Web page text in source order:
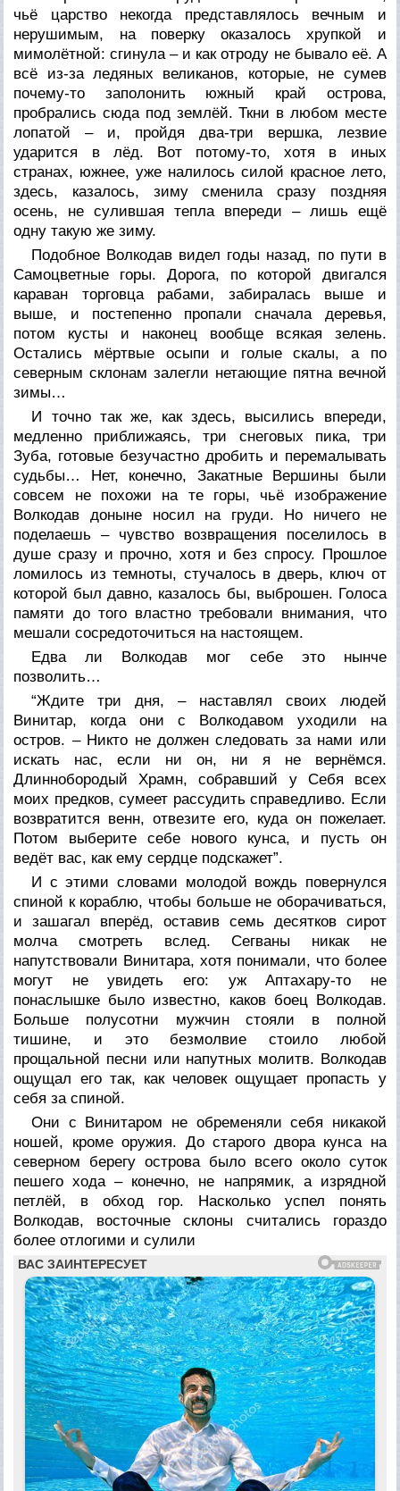
чьё царство некогда представлялось вечным и
нерушимым, на поверку оказалось хрупкой и
мимолётной: сгинула – и как отроду не бывало её. А
всё из-за ледяных великанов, которые, не сумев
почему-то заполонить южный край острова,
пробрались сюда под землёй. Ткни в любом месте
лопатой – и, пройдя два-три вершка, лезвие
ударится в лёд. Вот потому-то, хотя в иных
странах, южнее, уже налилось силой красное лето,
здесь, казалось, зиму сменила сразу поздняя
осень, не сулившая тепла впереди – лишь ещё
одну такую же зиму.
Подобное Волкодав видел годы назад, по пути в
Самоцветные горы. Дорога, по которой двигался
караван торговца рабами, забиралась выше и
выше, и постепенно пропали сначала деревья,
потом кусты и наконец вообще всякая зелень.
Остались мёртвые осыпи и голые скалы, а по
северным склонам залегли нетающие пятна вечной
зимы…
И точно так же, как здесь, высились впереди,
медленно приближаясь, три снеговых пика, три
Зуба, готовые безучастно дробить и перемалывать
судьбы… Нет, конечно, Закатные Вершины были
совсем не похожи на те горы, чьё изображение
Волкодав доныне носил на груди. Но ничего не
поделаешь – чувство возвращения поселилось в
душе сразу и прочно, хотя и без спросу. Прошлое
ломилось из темноты, стучалось в дверь, ключ от
которой был давно, казалось бы, выброшен. Голоса
памяти до того властно требовали внимания, что
мешали сосредоточиться на настоящем.
Едва ли Волкодав мог себе это нынче
позволить…
“Ждите три дня, – наставлял своих людей
Винитар, когда они с Волкодавом уходили на
остров. – Никто не должен следовать за нами или
искать нас, если ни он, ни я не вернёмся.
Длиннобородый Храмн, собравший у Себя всех
моих предков, сумеет рассудить справедливо. Если
возвратится венн, отвезите его, куда он пожелает.
Потом выберите себе нового кунса, и пусть он
ведёт вас, как ему сердце подскажет”.
И с этими словами молодой вождь повернулся
спиной к кораблю, чтобы больше не оборачиваться,
и зашагал вперёд, оставив семь десятков сирот
молча смотреть вслед. Сегваны никак не
напутствовали Винитара, хотя понимали, что более
могут не увидеть его: уж Аптахару-то не
понаслышке было известно, каков боец Волкодав.
Больше полусотни мужчин стояли в полной
тишине, и это безмолвие стоило любой
прощальной песни или напутных молитв. Волкодав
ощущал его так, как человек ощущает пропасть у
себя за спиной.
Они с Винитаром не обременяли себя никакой
ношей, кроме оружия. До старого двора кунса на
северном берегу острова было всего около суток
пешего хода – конечно, не напрямик, а изрядной
петлёй, в обход гор. Насколько успел понять
Волкодав, восточные склоны считались гораздо
более отлогими и сулили